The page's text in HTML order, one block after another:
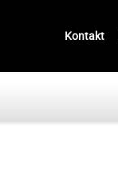
Kontakt